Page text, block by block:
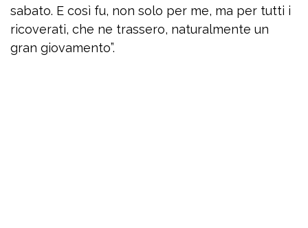
sabato. E così fu, non solo per me, ma per tutti i
ricoverati, che ne trassero, naturalmente un
gran giovamento”.